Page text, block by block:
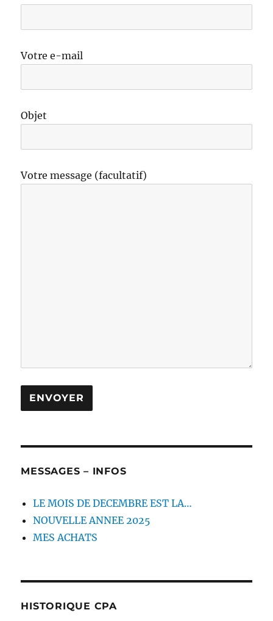
Votre e-mail
Objet
Votre message (facultatif)
MESSAGES – INFOS
LE MOIS DE DECEMBRE EST LA…
NOUVELLE ANNEE 2025
MES ACHATS
HISTORIQUE CPA